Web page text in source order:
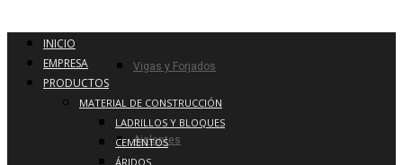
Vigas y Forjados
Aislantes
INICIO
EMPRESA
PRODUCTOS
MATERIAL DE CONSTRUCCIÓN
LADRILLOS Y BLOQUES
CEMENTOS
ÁRIDOS